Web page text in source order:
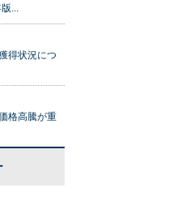
...
得状況につ
格高騰が重